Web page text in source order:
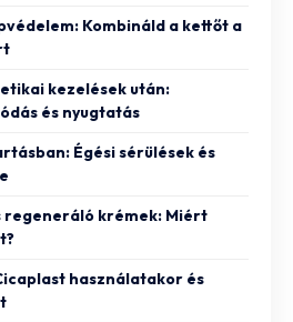
Kombináld a kettőt a
kezelések után:
és nyugtatás
Égési sérülések és
regeneráló krémek: Miért
használatakor és